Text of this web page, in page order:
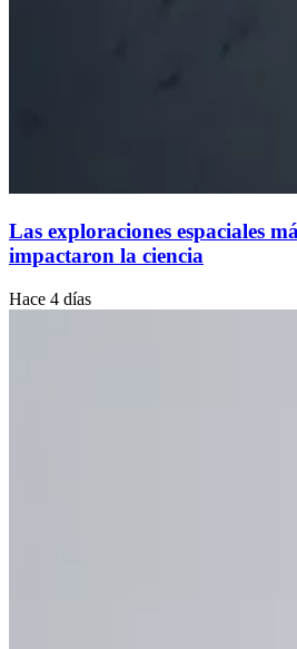
Las exploraciones espaciales
impactaron la ciencia
Hace 4 días